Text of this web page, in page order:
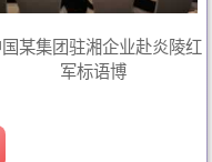
国某集团驻湘企业赴炎陵红
军标语博